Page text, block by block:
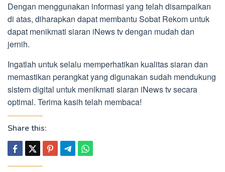
Dengan menggunakan informasi yang telah disampaikan
di atas, diharapkan dapat membantu Sobat Rekom untuk
dapat menikmati siaran iNews tv dengan mudah dan
jernih.
Ingatlah untuk selalu memperhatikan kualitas siaran dan
memastikan perangkat yang digunakan sudah mendukung
sistem digital untuk menikmati siaran iNews tv secara
optimal. Terima kasih telah membaca!
Share this: